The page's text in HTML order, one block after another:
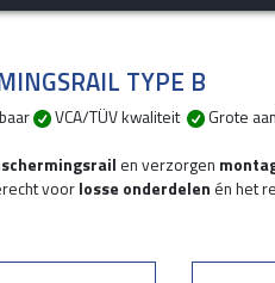
TYPE B
VCA/TÜV kwaliteit Grote
en verzorgen
voorlosse onderdelen én het
met reparatie van een kort stuk